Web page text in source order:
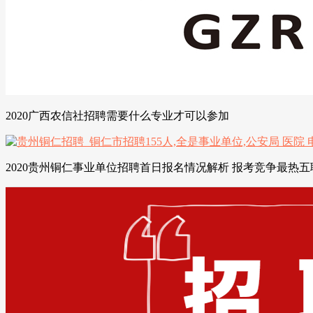
2020广西农信社招聘需要什么专业才可以参加
2020贵州铜仁事业单位招聘首日报名情况解析 报考竞争最热五